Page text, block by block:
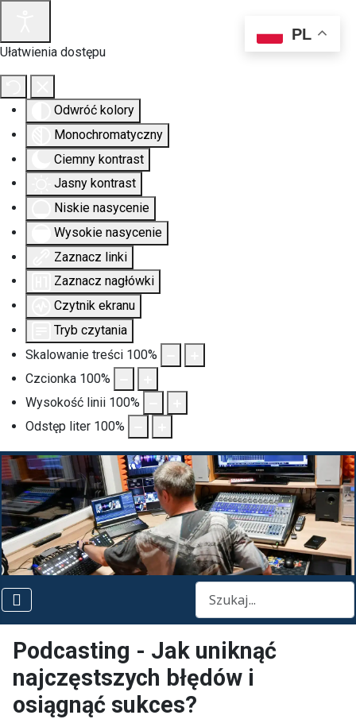
Ułatwienia dostępu
Odwróć kolory
Monochromatyczny
Ciemny kontrast
Jasny kontrast
Niskie nasycenie
Wysokie nasycenie
Zaznacz linki
Zaznacz nagłówki
Czytnik ekranu
Tryb czytania
Skalowanie treści 100%
Czcionka 100%
Wysokość linii 100%
Odstęp liter 100%
PL
Szukaj
Podcasting - Jak uniknąć
najczęstszych błędów i
osiągnąć sukces?